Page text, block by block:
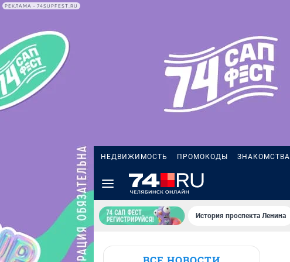
РЕКЛАМА • 74SUPFEST.RU
НЕДВИЖИМОСТЬ ПРОМОКОДЫ ЗНАКОМСТВА
История проспекта Ленина